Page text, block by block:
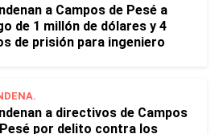
a Campos de Pesé a
de 1 millón de dólares y 4
de prisión para ingeniero
a directivos de Campos
por delito contra los